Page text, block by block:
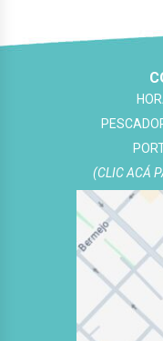
(CLIC ACÁ